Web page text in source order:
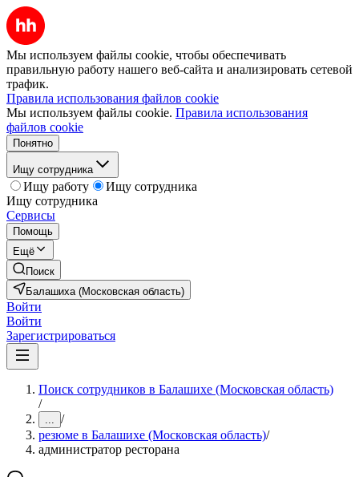
Мы используем файлы cookie, чтобы обеспечивать
правильную работу нашего веб-сайта и анализировать сетевой
трафик.
Правила использования файлов cookie
Мы используем файлы cookie. Правила использования
файлов cookie
Понятно
Ищу сотрудника
Ищу работу
Ищу сотрудника
Ищу сотрудника
Сервисы
Помощь
Ещё
Поиск
Балашиха (Московская область)
Войти
Войти
Зарегистрироваться
Поиск сотрудников в Балашихе (Московская область)
/
... /
резюме в Балашихе (Московская область)/
администратор ресторана